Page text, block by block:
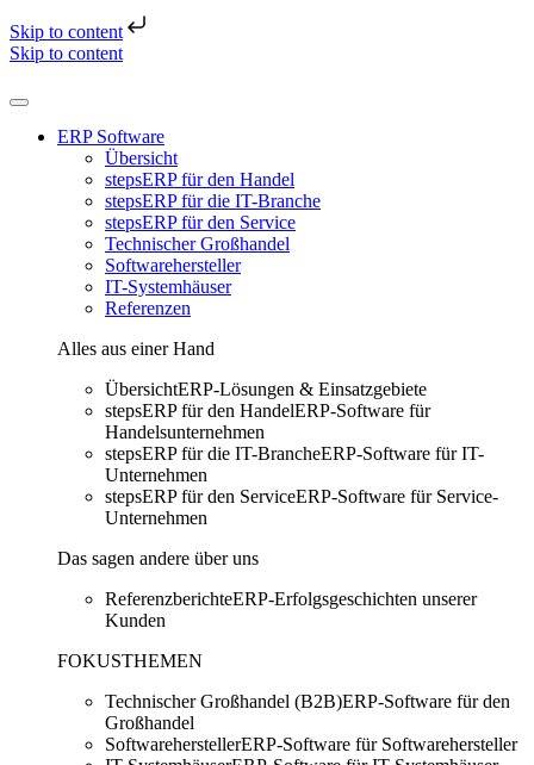
Skip to content
Skip to content
ERP Software
Übersicht
stepsERP für den Handel
stepsERP für die IT-Branche
stepsERP für den Service
Technischer Großhandel
Softwarehersteller
IT-Systemhäuser
Referenzen
Alles aus einer Hand
ÜbersichtERP-Lösungen & Einsatzgebiete
stepsERP für den HandelERP-Software für
Handelsunternehmen
stepsERP für die IT-BrancheERP-Software für IT-
Unternehmen
stepsERP für den ServiceERP-Software für Service-
Unternehmen
Das sagen andere über uns
ReferenzberichteERP-Erfolgsgeschichten unserer
Kunden
FOKUSTHEMEN
Technischer Großhandel (B2B)ERP-Software für den
Großhandel
SoftwareherstellerERP-Software für Softwarehersteller